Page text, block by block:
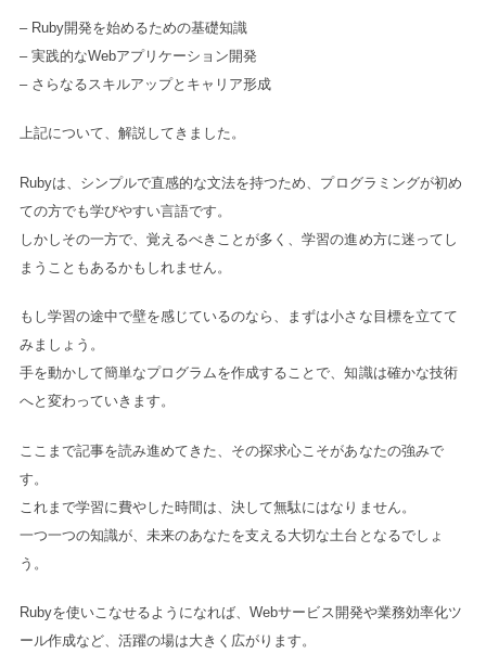
– Ruby開発を始めるための基礎知識
– 実践的なWebアプリケーション開発
– さらなるスキルアップとキャリア形成
上記について、解説してきました。
Rubyは、シンプルで直感的な文法を持つため、プログラミングが初め
ての方でも学びやすい言語です。
しかしその一方で、覚えるべきことが多く、学習の進め方に迷ってし
まうこともあるかもしれません。
もし学習の途中で壁を感じているのなら、まずは小さな目標を立てて
みましょう。
手を動かして簡単なプログラムを作成することで、知識は確かな技術
へと変わっていきます。
ここまで記事を読み進めてきた、その探求心こそがあなたの強みで
す。
これまで学習に費やした時間は、決して無駄にはなりません。
一つ一つの知識が、未来のあなたを支える大切な土台となるでしょ
う。
Rubyを使いこなせるようになれば、Webサービス開発や業務効率化ツ
ール作成など、活躍の場は大きく広がります。